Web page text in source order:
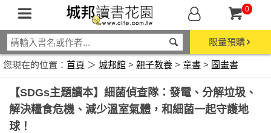
0
限量預購
您現在的位置： 首頁 ＞ 城邦館 > 親子教養 > 童書 > 圖畫書
【SDGs主題讀本】細菌偵查隊：發電、分解垃圾、
解決糧食危機、減少溫室氣體，和細菌一起守護地
球！